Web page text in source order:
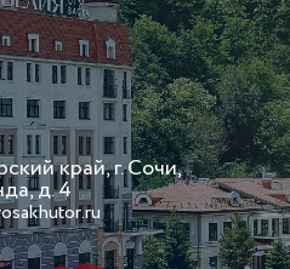
край, г. Сочи,
д. 4